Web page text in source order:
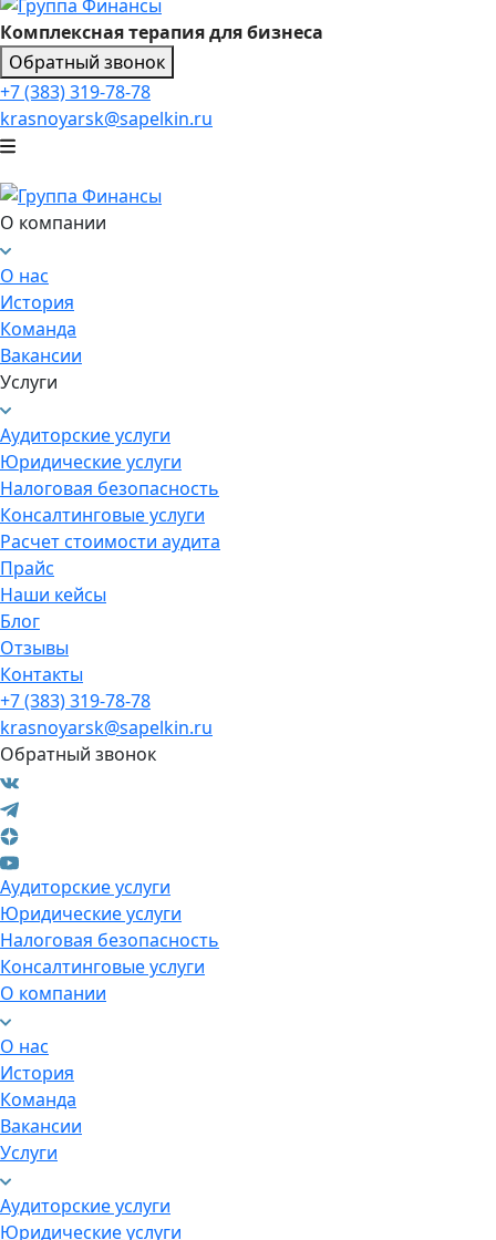
Комплексная терапия для бизнеса
Обратный звонок
+7 (383) 319-78-78
krasnoyarsk@sapelkin.ru
О компании
О нас
История
Команда
Вакансии
Услуги
Аудиторские услуги
Юридические услуги
Налоговая безопасность
Консалтинговые услуги
Расчет стоимости аудита
Прайс
Наши кейсы
Блог
Отзывы
Контакты
+7 (383) 319-78-78
krasnoyarsk@sapelkin.ru
Обратный звонок
Аудиторские услуги
Юридические услуги
Налоговая безопасность
Консалтинговые услуги
О компании
О нас
История
Команда
Вакансии
Услуги
Аудиторские услуги
Юридические услуги